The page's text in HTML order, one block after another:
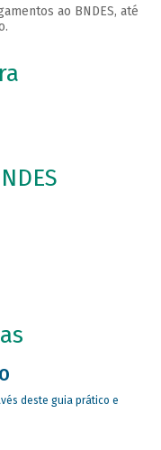
ao BNDES, até
deste guia prático e